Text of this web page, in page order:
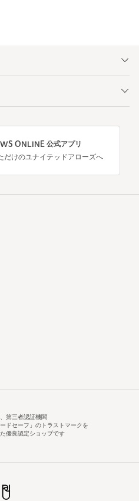
ONLINE 公式アプリ
だけのユナイテッドアローズへ
第三者認証機関
ードセーフ」のトラストマークを
優良認定ショップです